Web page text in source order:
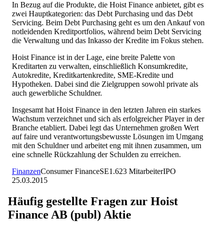
In Bezug auf die Produkte, die Hoist Finance anbietet, gibt es
zwei Hauptkategorien: das Debt Purchasing und das Debt
Servicing. Beim Debt Purchasing geht es um den Ankauf von
notleidenden Kreditportfolios, während beim Debt Servicing
die Verwaltung und das Inkasso der Kredite im Fokus stehen.
Hoist Finance ist in der Lage, eine breite Palette von
Kreditarten zu verwalten, einschließlich Konsumkredite,
Autokredite, Kreditkartenkredite, SME-Kredite und
Hypotheken. Dabei sind die Zielgruppen sowohl private als
auch gewerbliche Schuldner.
Insgesamt hat Hoist Finance in den letzten Jahren ein starkes
Wachstum verzeichnet und sich als erfolgreicher Player in der
Branche etabliert. Dabei legt das Unternehmen großen Wert
auf faire und verantwortungsbewusste Lösungen im Umgang
mit den Schuldner und arbeitet eng mit ihnen zusammen, um
eine schnelle Rückzahlung der Schulden zu erreichen.
FinanzenConsumer FinanceSE1.623 MitarbeiterIPO
25.03.2015
Häufig gestellte Fragen zur Hoist
Finance AB (publ) Aktie